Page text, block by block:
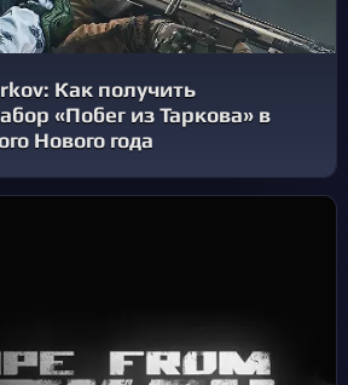
Как получить
«Побег из Таркова» в
Нового года